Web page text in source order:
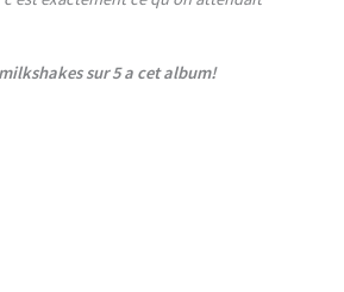
sur 5 a cet album!